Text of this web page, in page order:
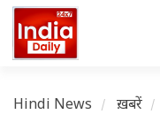
Hindi News ख़बरें